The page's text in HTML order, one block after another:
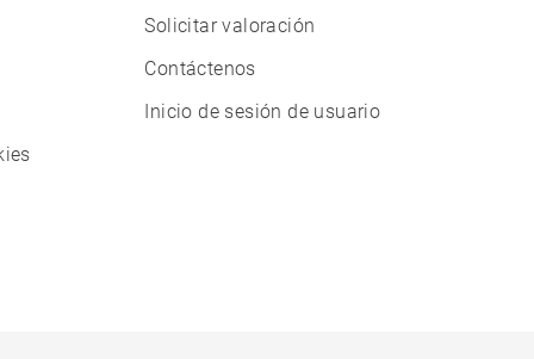
Solicitar valoración
Contáctenos
Inicio de sesión de usuario